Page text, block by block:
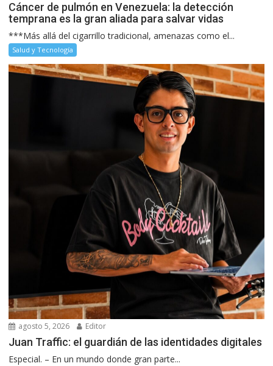
Cáncer de pulmón en Venezuela: la detección
temprana es la gran aliada para salvar vidas
***Más allá del cigarrillo tradicional, amenazas como el...
Salud y Tecnología
agosto 5, 2026 Editor
Juan Traffic: el guardián de las identidades digitales
Especial. – En un mundo donde gran parte...